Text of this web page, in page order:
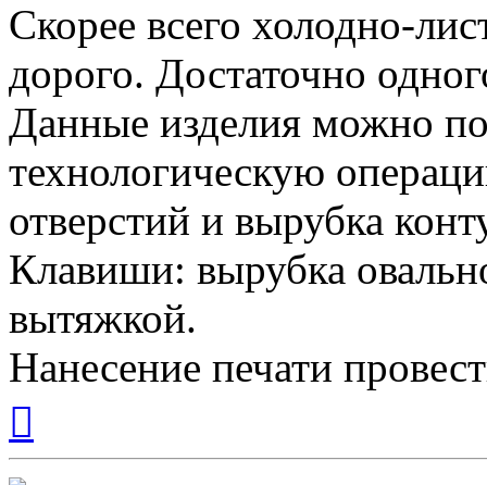
Скорее всего холодно-
дорого. Достаточно
Данные изделия можно
технологическую
отверстий и вырубка
Клавиши: вырубка
вытяжкой.
Нанесение печати
началу